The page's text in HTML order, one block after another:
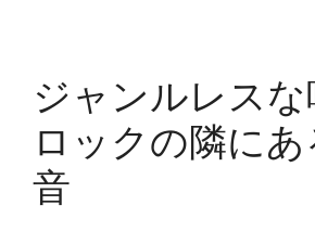
ジャンルレスな
ロックの隣に
音